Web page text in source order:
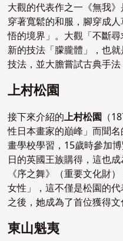
大觀的代表作之一《無我
穿著寬鬆的和服，腳穿成
悟的境界」。大觀「不斷
新的技法「朦朧體」，也
技法，並大膽嘗試古典手法
上村松園
接下來介紹的上村松園 （
性日本畫家的巔峰」而聞
畫學校學習，15歲時參加
日的英國王族購得，這也
《序之舞》（重要文化財
女性」，這不僅是松園的代
之後，她成為了首位獲得文
東山魁夷